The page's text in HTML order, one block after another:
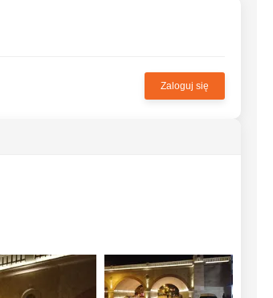
Zaloguj się